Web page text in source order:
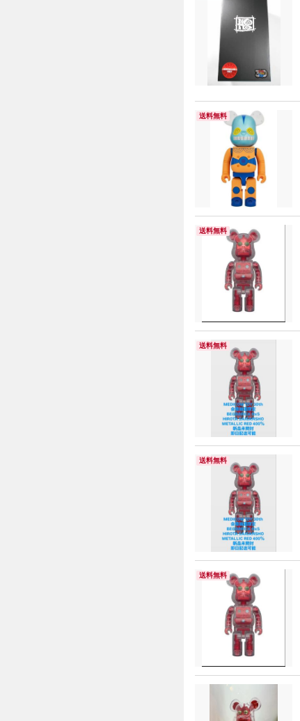
送料無料
送料無料
送料無料
送料無料
送料無料